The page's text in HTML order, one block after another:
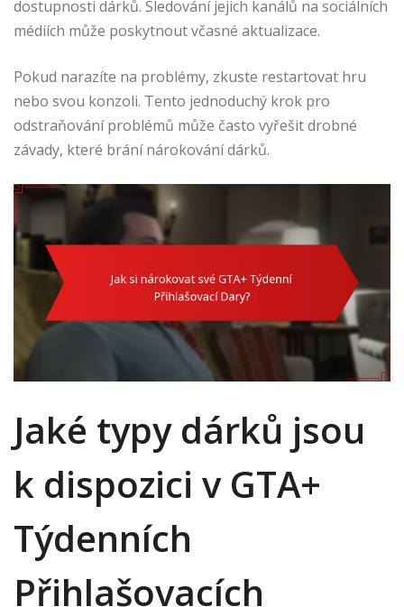
dostupnosti dárků. Sledování jejich kanálů na sociálních
médiích může poskytnout včasné aktualizace.
Pokud narazíte na problémy, zkuste restartovat hru
nebo svou konzoli. Tento jednoduchý krok pro
odstraňování problémů může často vyřešit drobné
závady, které brání nárokování dárků.
Jaké typy dárků jsou
k dispozici v GTA+
Týdenních
Přihlašovacích